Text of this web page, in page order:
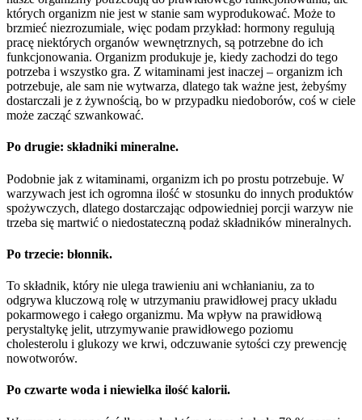
których organizm nie jest w stanie sam wyprodukować. Może to
brzmieć niezrozumiale, więc podam przykład: hormony regulują
pracę niektórych organów wewnętrznych, są potrzebne do ich
funkcjonowania. Organizm produkuje je, kiedy zachodzi do tego
potrzeba i wszystko gra. Z witaminami jest inaczej – organizm ich
potrzebuje, ale sam nie wytwarza, dlatego tak ważne jest, żebyśmy
dostarczali je z żywnością, bo w przypadku niedoborów, coś w ciele
może zacząć szwankować.
Po drugie: składniki mineralne.
Podobnie jak z witaminami, organizm ich po prostu potrzebuje. W
warzywach jest ich ogromna ilość w stosunku do innych produktów
spożywczych, dlatego dostarczając odpowiedniej porcji warzyw nie
trzeba się martwić o niedostateczną podaż składników mineralnych.
Po trzecie: błonnik.
To składnik, który nie ulega trawieniu ani wchłanianiu, za to
odgrywa kluczową rolę w utrzymaniu prawidłowej pracy układu
pokarmowego i całego organizmu. Ma wpływ na prawidłową
perystaltykę jelit, utrzymywanie prawidłowego poziomu
cholesterolu i glukozy we krwi, odczuwanie sytości czy prewencję
nowotworów.
Po czwarte woda i niewielka ilość kalorii.